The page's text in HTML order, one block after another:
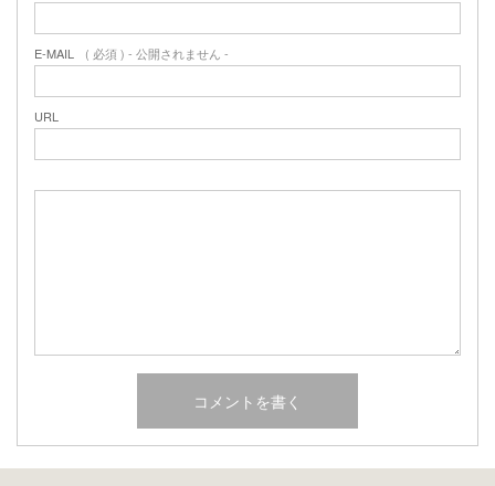
E-MAIL ( 必須 ) - 公開されません -
URL